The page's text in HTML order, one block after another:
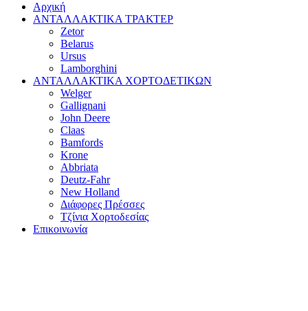
Αρχική
ΑΝΤΑΛΛΑΚΤΙΚΑ ΤΡΑΚΤΕΡ
Zetor
Belarus
Ursus
Lamborghini
ΑΝΤΑΛΛΑΚΤΙΚΑ ΧΟΡΤΟΔΕΤΙΚΩΝ
Welger
Gallignani
John Deere
Claas
Bamfords
Krone
Abbriata
Deutz-Fahr
New Holland
Διάφορες Πρέσσες
Τζίνια Χορτοδεσίας
Επικοινωνία